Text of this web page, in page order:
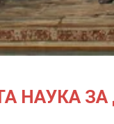
НАУКА ЗА